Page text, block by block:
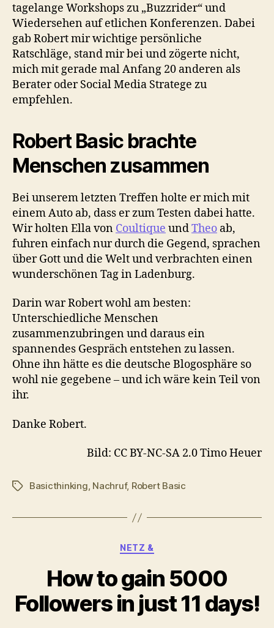
tagelange Workshops zu „Buzzrider“ und
Wiedersehen auf etlichen Konferenzen. Dabei
gab Robert mir wichtige persönliche
Ratschläge, stand mir bei und zögerte nicht,
mich mit gerade mal Anfang 20 anderen als
Berater oder Social Media Stratege zu
empfehlen.
Robert Basic brachte
Menschen zusammen
Bei unserem letzten Treffen holte er mich mit
einem Auto ab, dass er zum Testen dabei hatte.
Wir holten Ella von Coultique undTheo ab,
fuhren einfach nur durch die Gegend, sprachen
über Gott und die Welt und verbrachten einen
wunderschönen Tag in Ladenburg.
Darin war Robert wohl am besten:
Unterschiedliche Menschen
zusammenzubringen und daraus ein
spannendes Gespräch entstehen zu lassen.
Ohne ihn hätte es die deutsche Blogosphäre so
wohl nie gegebene – und ich wäre kein Teil von
ihr.
Danke Robert.
Bild: CC BY-NC-SA 2.0 Timo Heuer
Schlagwörter
Basicthinking, Nachruf, Robert Basic
Kategorien
NETZ &
How to gain 5000
Followers in just 11 days!